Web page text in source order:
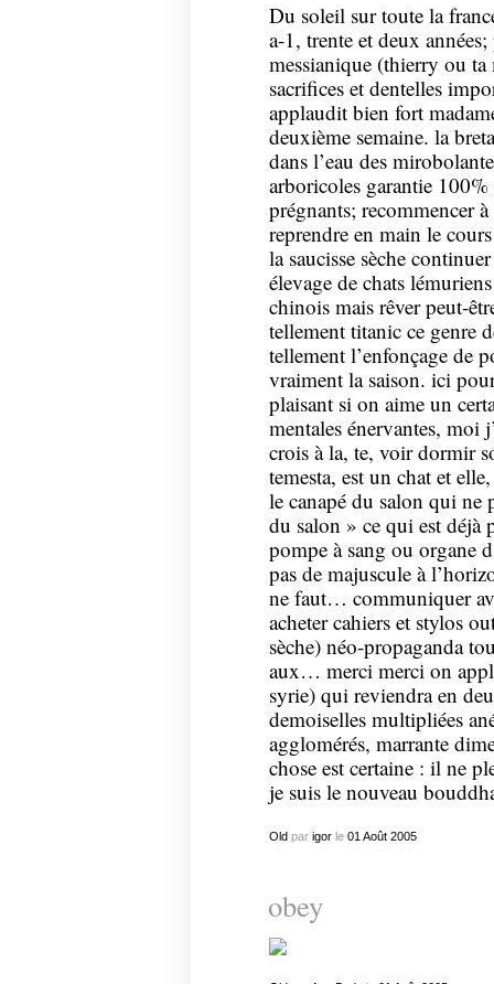
Du soleil sur toute la
a-1, trente et deux
messianique (thierry ou ta
sacrifices et dentelles
applaudit bien fort
deuxième semaine. la
dans l’eau des
arboricoles garantie
prégnants; recommencer
reprendre en main le
la saucisse sèche
élevage de chats
chinois mais rêver peut-
tellement titanic ce genre
tellement l’enfonçage de
vraiment la saison. ici
plaisant si on aime un
mentales énervantes, moi
crois à la, te, voir dormir
temesta, est un chat et
le canapé du salon qui ne
du salon » ce qui est
pompe à sang ou organe
pas de majuscule à
ne faut… communiquer
acheter cahiers et stylos
sèche) néo-propaganda
aux… merci merci on
syrie) qui reviendra en
demoiselles multipliées
agglomérés, marrante
chose est certaine : il ne
je suis le nouveau
Oldpar igorle 01 Août 2005
obey